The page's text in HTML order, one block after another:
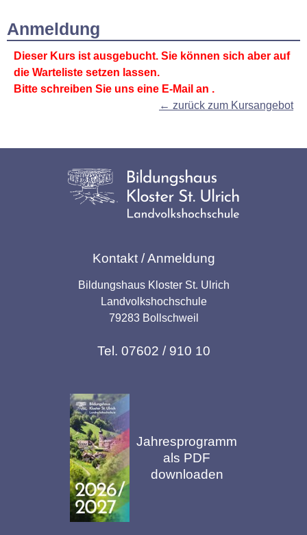
Anmeldung
Dieser Kurs ist ausgebucht. Sie können sich aber auf
die Warteliste setzen lassen.
Bitte schreiben Sie uns eine E-Mail an .
← zurück zum Kursangebot
Kontakt / Anmeldung
Bildungshaus Kloster St. Ulrich
Landvolkshochschule
79283 Bollschweil
Tel. 07602 / 910 10
Jahresprogramm
als PDF
downloaden